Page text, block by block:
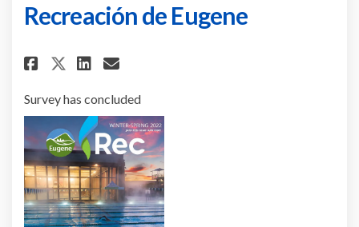
Recreación de Eugene
Share Encuesta sobre la Guía
Share Encuesta sobre la
Share Encuesta sobre la
Email Encuesta sobre la
Survey has concluded